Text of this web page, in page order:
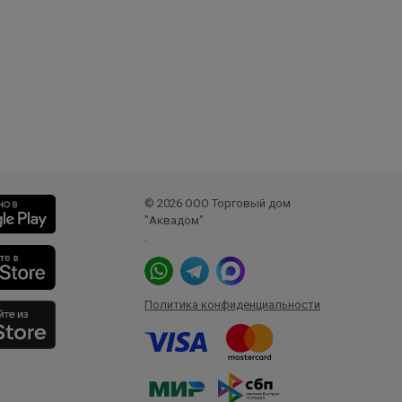
© 2026 ООО Торговый дом
"Аквадом".
.
Политика конфиденциальности